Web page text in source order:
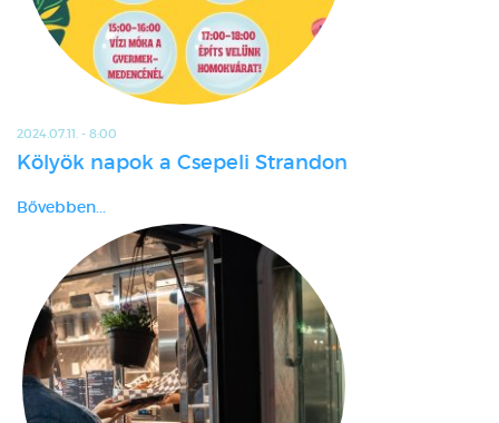
2024.07.11. - 8:00
Kölyök napok a Csepeli Strandon
Bővebben...